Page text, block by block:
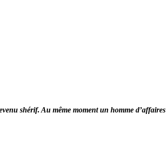
shérif. Au même moment un homme